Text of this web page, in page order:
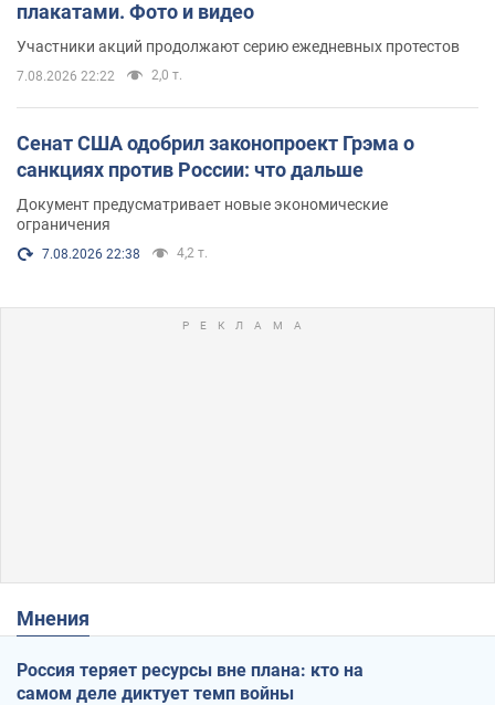
плакатами. Фото и видео
Участники акций продолжают серию ежедневных протестов
7.08.2026 22:22 2,0 т.
Сенат США одобрил законопроект Грэма о
санкциях против России: что дальше
Документ предусматривает новые экономические
ограничения
7.08.2026 22:38 4,2 т.
Мнения
Россия теряет ресурсы вне плана: кто на
самом деле диктует темп войны